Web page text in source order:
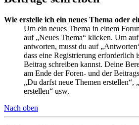
Wie erstelle ich ein neues Thema oder
Um ein neues Thema in einem
auf „Neues Thema“ klicken. Um
antworten, musst du auf
dass eine Registrierung erforderlich
Beitrag schreiben kannst. Deine
am Ende der Foren- und der
„Du darfst neue Themen erstellen“,
erstellen“ usw.
Nach oben